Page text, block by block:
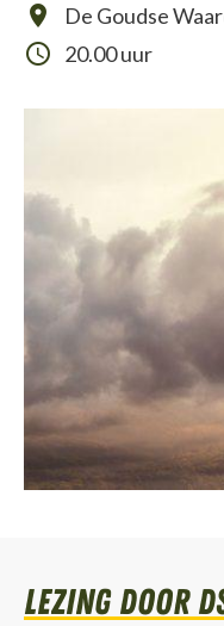
De Goudse
20.00 uur
lezing door